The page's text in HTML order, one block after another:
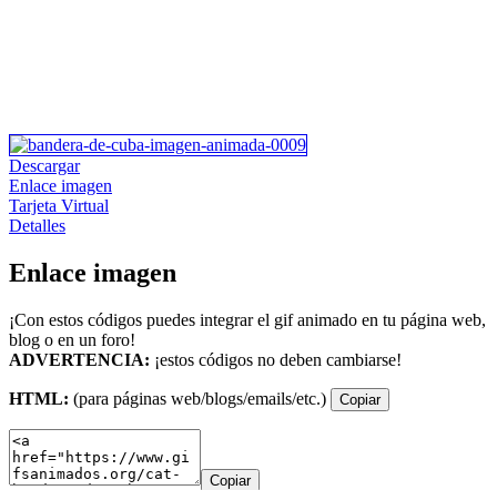
Descargar
Enlace imagen
Tarjeta Virtual
Detalles
Enlace imagen
¡Con estos códigos puedes integrar el gif animado en tu página web,
blog o en un foro!
ADVERTENCIA: ¡estos códigos no deben cambiarse!
HTML: (para páginas web/blogs/emails/etc.) Copiar
Copiar